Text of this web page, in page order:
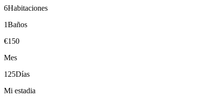
6Habitaciones
1Baños
€150
Mes
125Días
Mi estadia